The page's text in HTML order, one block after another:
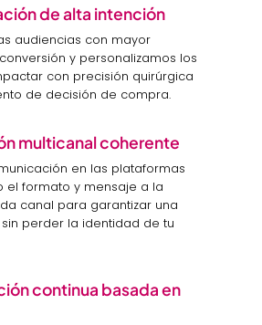
de alta intención
audiencias con mayor
y personalizamos los
con precisión quirúrgica
de decisión de compra.
multicanal coherente
en las plataformas
el formato y mensaje a la
canal para garantizar una
perder la identidad de tu
continua basada en